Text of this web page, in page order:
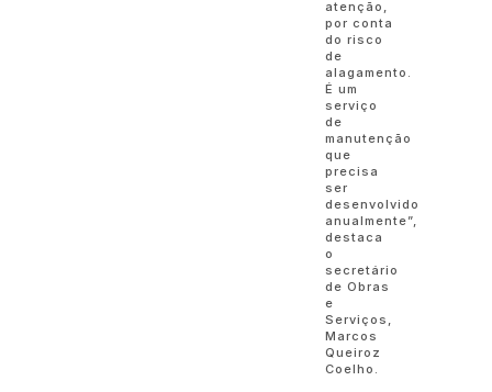
atenção,
por conta
do risco
de
alagamento.
É um
serviço
de
manutenção
que
precisa
ser
desenvolvido
anualmente”,
destaca
o
secretário
de Obras
e
Serviços,
Marcos
Queiroz
Coelho.